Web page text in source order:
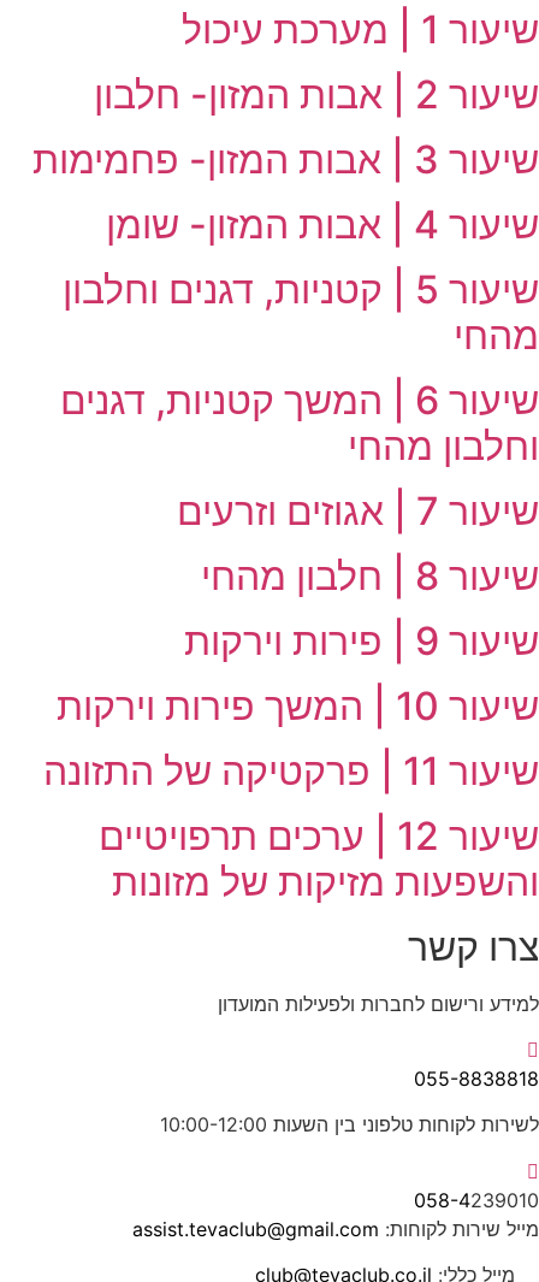
שיעור 1 | מערכת עיכול
שיעור 2 | אבות המזון- חלבון
שיעור 3 | אבות המזון- פחמימות
שיעור 4 | אבות המזון- שומן
שיעור 5 | קטניות, דגנים וחלבון
מהחי
שיעור 6 | המשך קטניות, דגנים
וחלבון מהחי
שיעור 7 | אגוזים וזרעים
שיעור 8 | חלבון מהחי
שיעור 9 | פירות וירקות
שיעור 10 | המשך פירות וירקות
שיעור 11 | פרקטיקה של התזונה
שיעור 12 | ערכים תרפויטיים
והשפעות מזיקות של מזונות
צרו קשר
למידע ורישום לחברות ולפעילות המועדון
055-8838818
לשירות לקוחות טלפוני בין השעות 10:00-12:00
058-4239010
מייל שירות לקוחות: assist.tevaclub@gmail.com
מייל כללי: club@tevaclub.co.il